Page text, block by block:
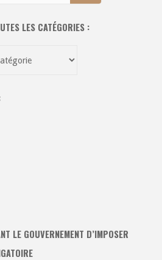
LES CATÉGORIES :
LE GOUVERNEMENT D’IMPOSER